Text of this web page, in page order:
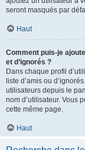
seront masqués par
Haut
Comment puis-je
et d’ignorés ?
Dans chaque profil
liste d’amis ou
utilisateurs depuis le
nom d’utilisateur. Vous
cette même page.
Haut